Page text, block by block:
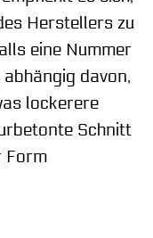
Herstellers zu
eine Nummer
davon,
lockerere
Schnitt
Form